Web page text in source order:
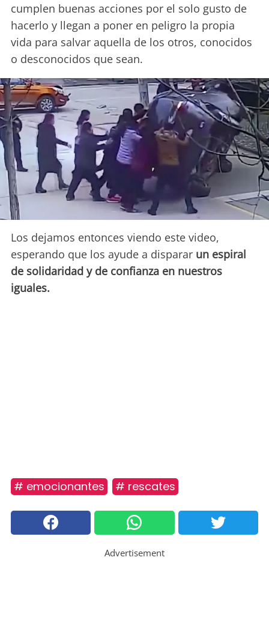
cumplen buenas acciones por el solo gusto de
hacerlo y llegan a poner en peligro la propia
vida para salvar aquella de los otros, conocidos
o desconocidos que sean.
Los dejamos entonces viendo este video,
esperando que los ayude a disparar un espiral
de solidaridad y de confianza en nuestros
iguales.
# emocionantes # rescates
Advertisement